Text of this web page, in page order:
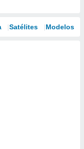
Satélites Modelos